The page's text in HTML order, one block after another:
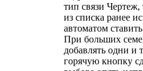
тип связи
из списка ранее
автоматом
При больших
добавлять одни и
горячую кнопку